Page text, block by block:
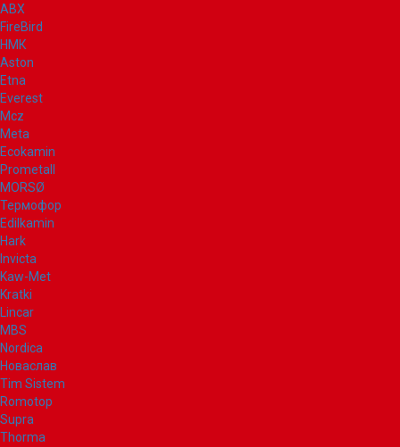
ABX
FireBird
НМК
Aston
Etna
Everest
Mcz
Meta
Ecokamin
Prometall
MORSØ
Термофор
Edilkamin
Hark
Invicta
Kaw-Met
Kratki
Lincar
MBS
Nordica
Новаслав
Tim Sistem
Romotop
Supra
Thorma